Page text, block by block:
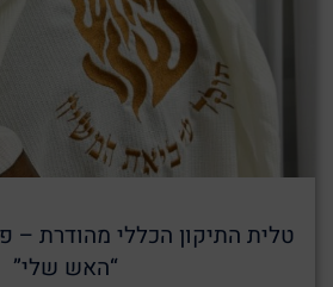
טלית התיקון הכללי מהודרת –
“האש שלי”